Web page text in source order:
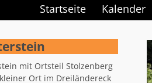
Startseite Kalender
mit Ortsteil Stolzenberg
Ort im Dreiländereck